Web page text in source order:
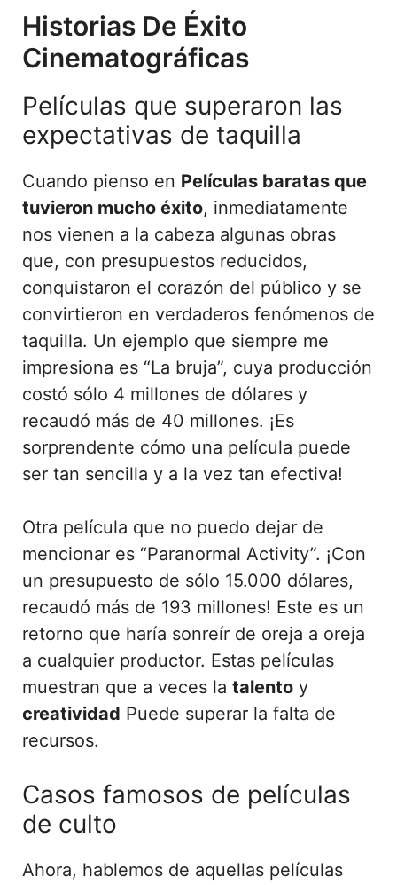
Historias De Éxito
Cinematográficas
Películas que superaron las
expectativas de taquilla
Cuando pienso en Películas baratas que
tuvieron mucho éxito, inmediatamente
nos vienen a la cabeza algunas obras
que, con presupuestos reducidos,
conquistaron el corazón del público y se
convirtieron en verdaderos fenómenos de
taquilla. Un ejemplo que siempre me
impresiona es “La bruja”, cuya producción
costó sólo 4 millones de dólares y
recaudó más de 40 millones. ¡Es
sorprendente cómo una película puede
ser tan sencilla y a la vez tan efectiva!
Otra película que no puedo dejar de
mencionar es “Paranormal Activity”. ¡Con
un presupuesto de sólo 15.000 dólares,
recaudó más de 193 millones! Este es un
retorno que haría sonreír de oreja a oreja
a cualquier productor. Estas películas
muestran que a veces la talento y
creatividad Puede superar la falta de
recursos.
Casos famosos de películas
de culto
Ahora, hablemos de aquellas películas